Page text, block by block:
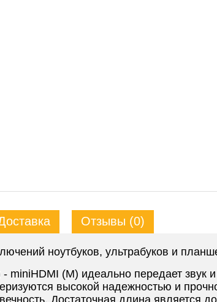
Отзывы (0)
ноутбуков, ультрабуков и
- miniHDMI (M) идеально передает звук
высокой надежностью и
Достаточная длина